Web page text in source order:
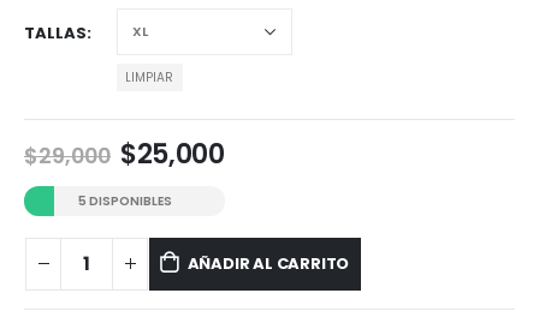
TALLAS
LIMPIAR
$29,000 El
original
era:
$29,000.
$25,000El
es:
$25,000.
5 DISPONIBLES
AÑADIR AL CARRITO